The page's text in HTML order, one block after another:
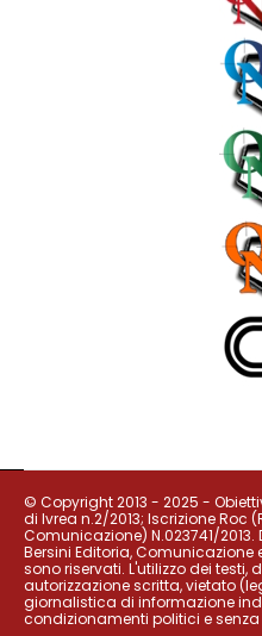
© Copyright 2013 - 2025 -
di Ivrea n.2/2013; Iscrizione Roc
Comunicazione) N.023741/
Bersini Editoria, Comunicazione e
sono riservati. L'utilizzo dei testi,
autorizzazione scritta, vietato
giornalistica di informazione
condizionamenti politici e